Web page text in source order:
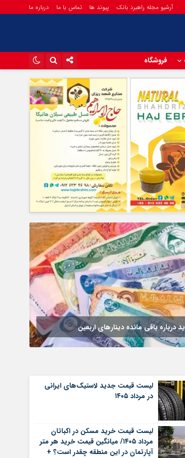
آرشیو مجله راهبرد بانک پیوند ها تماس با ما درباره ما
فروشگاه
اینستاگرام
تلگرام
آپارات
درباره باقی مانده دینارهای اربعین
لیست قیمت جدید لاستیک‌های ایرانی
در مرداد ۱۴۰۵
لیست قیمت خرید مسکن در اکباتان
مرداد ۱۴۰۵/ میانگین قیمت خرید هر متر
آپارتمان در این منطقه چقدر است؟ +